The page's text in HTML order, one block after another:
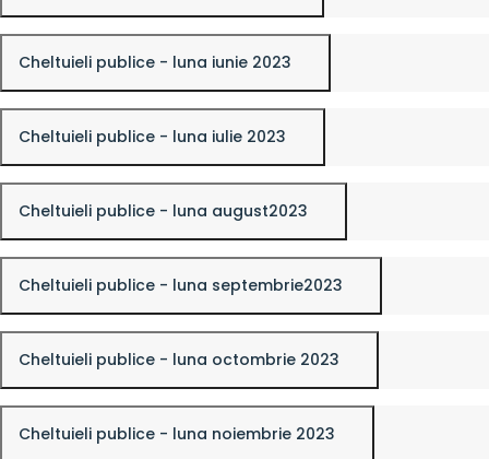
Cheltuieli publice - luna iunie 2023
Cheltuieli publice - luna iulie 2023
Cheltuieli publice - luna august2023
Cheltuieli publice - luna septembrie2023
Cheltuieli publice - luna octombrie 2023
Cheltuieli publice - luna noiembrie 2023